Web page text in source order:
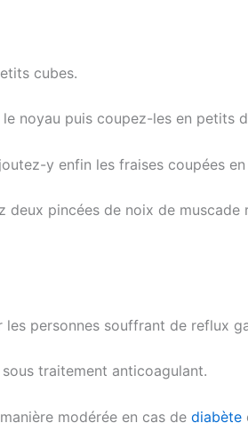
cubes.
noyau puis coupez-les en petits
y enfin les fraises coupées
pincées de noix de muscade
les personnes souffrant de reflux
traitement anticoagulant.
modérée en cas de diabète